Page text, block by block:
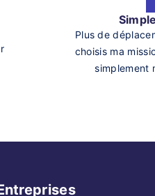
Plus de
choisis ma
simplement